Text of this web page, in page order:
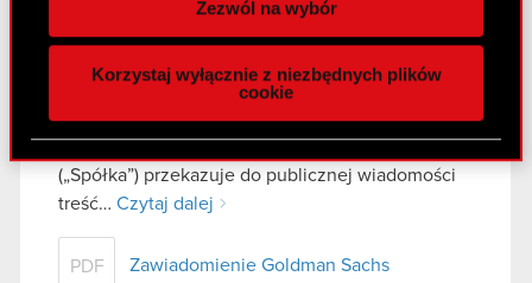
funkcje społecznościowe i analizować ruch w
naszej witrynie. Informacje o tym, jak korzystasz
z naszej witryny, udostępniamy partnerom
Partnerzy mogą połączyć te informacje z innymi
danymi otrzymanymi od Ciebie lub uzyskanymi
podczas korzystania z ich usług. Kontynuując
Zezwól na wybór
Korzystaj wyłącznie z niezbędnych plików
cookie
Temat: Ujawnienie stanu posiadania Podstawa
prawna: Art. 70 pkt 1 Ustawy o ofercie – nabycie
lub zbycie znacznego pakietu akcji Zarząd spółki
CD PROJEKT S.A. z siedzibą w Warszawie
(„Spółka”) przekazuje do publicznej wiadomości
treść… Czytaj dalej
PDF Zawiadomienie Goldman Sachs